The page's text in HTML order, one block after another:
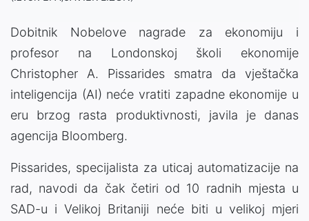
Dobitnik Nobelove nagrade za ekonomiju i
profesor na Londonskoj školi ekonomije
Christopher A. Pissarides smatra da vještačka
inteligencija (AI) neće vratiti zapadne ekonomije u
eru brzog rasta produktivnosti, javila je danas
agencija Bloomberg.
Pissarides, specijalista za uticaj automatizacije na
rad, navodi da čak četiri od 10 radnih mjesta u
SAD-u i Velikoj Britaniji neće biti u velikoj mjeri